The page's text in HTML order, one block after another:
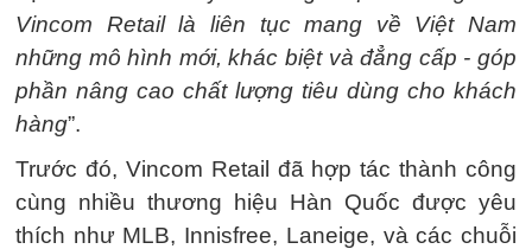
Vincom Retail là liên tục mang về Việt Nam
những mô hình mới, khác biệt và đẳng cấp - góp
phần nâng cao chất lượng tiêu dùng cho khách
hàng”.
Trước đó, Vincom Retail đã hợp tác thành công
cùng nhiều thương hiệu Hàn Quốc được yêu
thích như MLB, Innisfree, Laneige, và các chuỗi